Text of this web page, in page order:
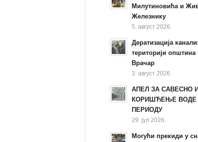
Милутиновића и
Железнику
5. август 2026.
Дератизација
територији општина
Врачар
3. август 2026.
АПЕЛ ЗА САВЕСНО
КОРИШЋЕЊЕ ВОДЕ
ПЕРИОДУ
29. јул 2026.
Могући прекиди у